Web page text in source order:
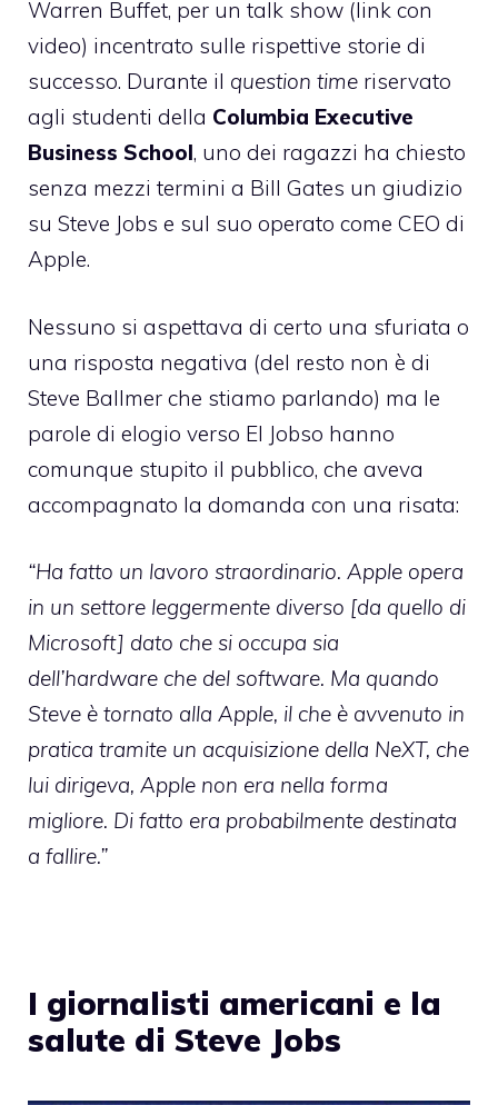
Warren Buffet, per un talk show (link con
video) incentrato sulle rispettive storie di
successo. Durante il question time riservato
agli studenti della Columbia Executive
Business School, uno dei ragazzi ha chiesto
senza mezzi termini a Bill Gates un giudizio
su Steve Jobs e sul suo operato come CEO di
Apple.
Nessuno si aspettava di certo una sfuriata o
una risposta negativa (del resto non è di
Steve Ballmer che stiamo parlando) ma le
parole di elogio verso El Jobso hanno
comunque stupito il pubblico, che aveva
accompagnato la domanda con una risata:
“Ha fatto un lavoro straordinario. Apple opera
in un settore leggermente diverso [da quello di
Microsoft] dato che si occupa sia
dell’hardware che del software. Ma quando
Steve è tornato alla Apple, il che è avvenuto in
pratica tramite un acquisizione della NeXT, che
lui dirigeva, Apple non era nella forma
migliore. Di fatto era probabilmente destinata
a fallire.”
I giornalisti americani e la
salute di Steve Jobs